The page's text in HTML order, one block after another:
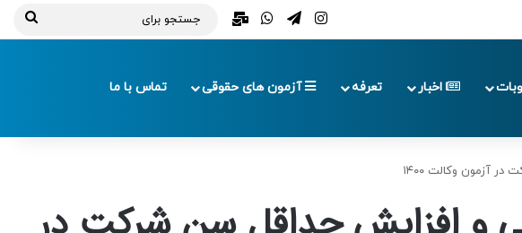
اینستاگرام
تلگرامواتس آپ
ایمیل
اخبار تعرفه آزمون های حقوقی تماس با ما
وکالت ۱۴۰۰